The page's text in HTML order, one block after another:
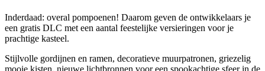
Inderdaad: overal pompoenen! Daarom geven de ontwikkelaars je
een gratis DLC met een aantal feestelijke versieringen voor je
prachtige kasteel.
Stijlvolle gordijnen en ramen, decoratieve muurpatronen, griezelig
mooie kisten, nieuwe lichtbronnen voor een spookachtige sfeer in de